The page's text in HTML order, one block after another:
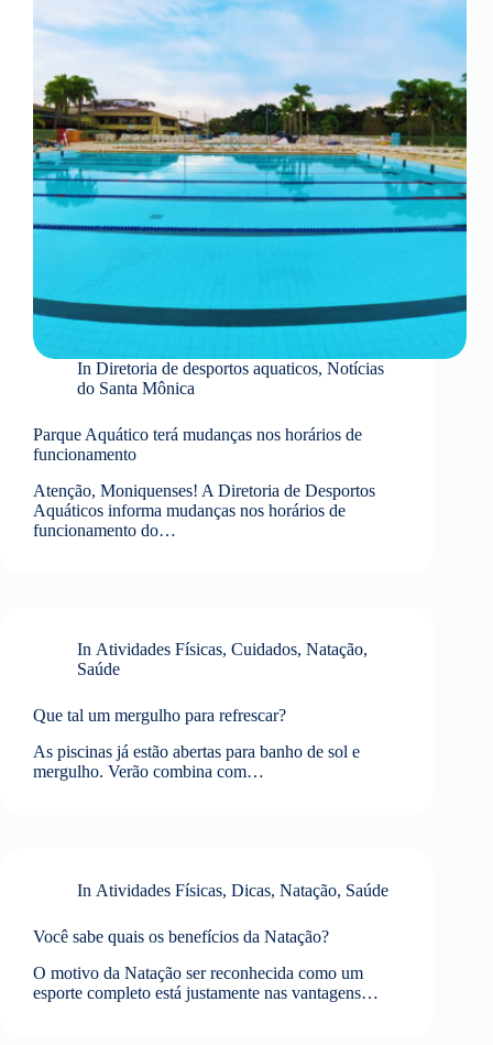
In Diretoria de desportos aquaticos,Notícias
do Santa Mônica
Parque Aquático terá mudanças nos horários de
funcionamento
Atenção, Moniquenses! A Diretoria de Desportos
Aquáticos informa mudanças nos horários de
funcionamento do…
In Atividades Físicas,Cuidados,Natação,
Saúde
Que tal um mergulho para refrescar?
As piscinas já estão abertas para banho de sol e
mergulho. Verão combina com…
In Atividades Físicas,Dicas,Natação, Saúde
Você sabe quais os benefícios da Natação?
O motivo da Natação ser reconhecida como um
esporte completo está justamente nas vantagens…